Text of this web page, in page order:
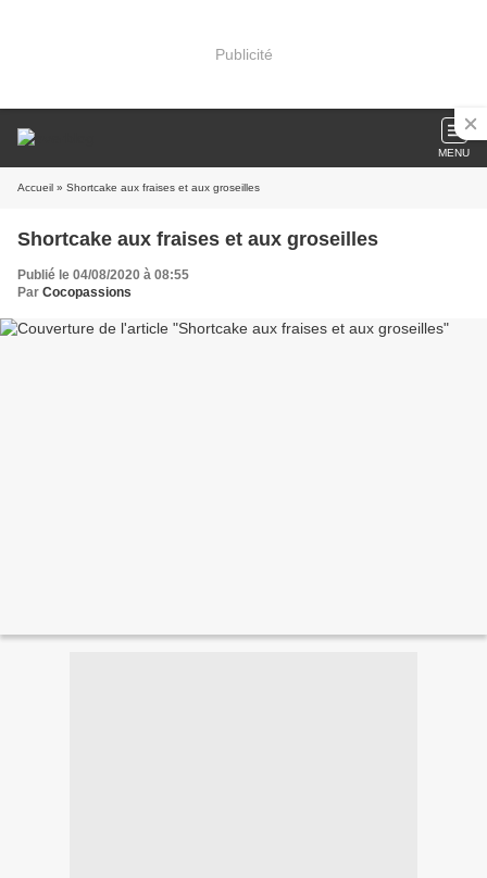
Publicité
MENU
Accueil » Shortcake aux fraises et aux groseilles
Shortcake aux fraises et aux groseilles
Publié le 04/08/2020 à 08:55
Par Cocopassions